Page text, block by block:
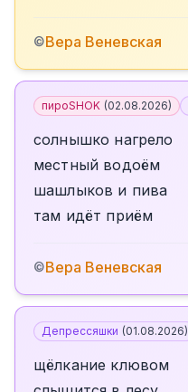
©Вера Веневская
пироSHOK (02.08.2026)
солнышко нагрело
местный водоём
шашлыков и пива
там идёт приём
©Вера Веневская
Депрессяшки (01.08.2026)
щёлкание клювом